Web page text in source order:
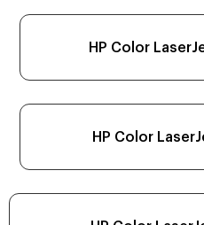
HP Color
HP Color